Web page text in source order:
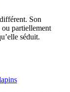
Son
ou partiellement
séduit.